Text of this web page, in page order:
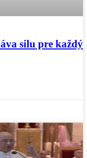
silu pre každý